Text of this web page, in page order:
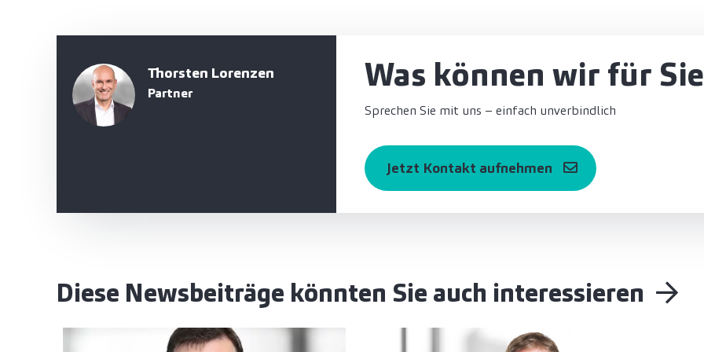
Thorsten Lorenzen
Partner Was können wir für
Sprechen Sie mit uns – einfach unverbindlich
Jetzt Kontakt aufnehmen
Diese Newsbeiträge könnten Sie auch interessieren